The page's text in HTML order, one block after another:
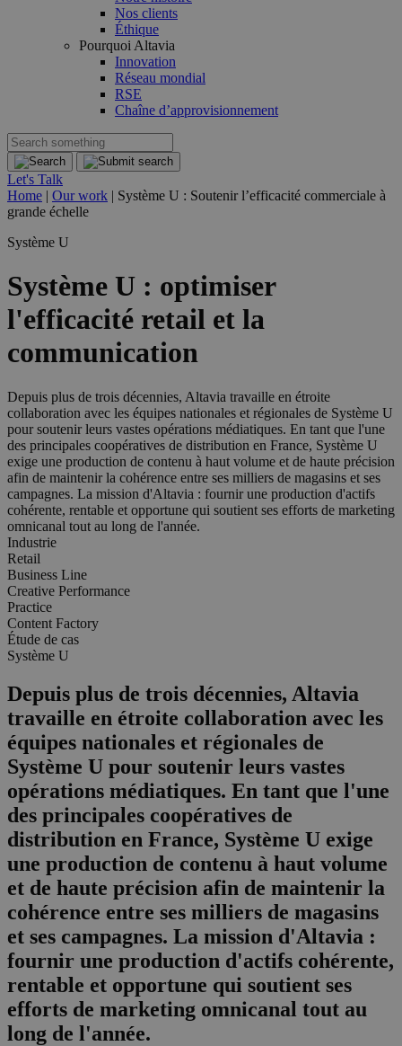
Nos clients
Éthique
Pourquoi Altavia
Innovation
Réseau mondial
RSE
Chaîne d’approvisionnement
Let's Talk
Home | Our work | Système U : Soutenir l’efficacité commerciale à
grande échelle
Système U
Système U : optimiser
l'efficacité retail et la
communication
Depuis plus de trois décennies, Altavia travaille en étroite
collaboration avec les équipes nationales et régionales de Système U
pour soutenir leurs vastes opérations médiatiques. En tant que l'une
des principales coopératives de distribution en France, Système U
exige une production de contenu à haut volume et de haute précision
afin de maintenir la cohérence entre ses milliers de magasins et ses
campagnes. La mission d'Altavia : fournir une production d'actifs
cohérente, rentable et opportune qui soutient ses efforts de marketing
omnicanal tout au long de l'année.
Industrie
Retail
Business Line
Creative Performance
Practice
Content Factory
Étude de cas
Système U
Depuis plus de trois décennies, Altavia
travaille en étroite collaboration avec les
équipes nationales et régionales de
Système U pour soutenir leurs vastes
opérations médiatiques. En tant que l'une
des principales coopératives de
distribution en France, Système U exige
une production de contenu à haut volume
et de haute précision afin de maintenir la
cohérence entre ses milliers de magasins
et ses campagnes. La mission d'Altavia :
fournir une production d'actifs cohérente,
rentable et opportune qui soutient ses
efforts de marketing omnicanal tout au
long de l'année.